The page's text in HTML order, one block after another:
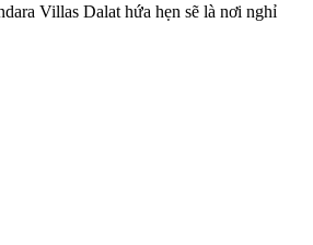
Villas Dalat hứa hẹn sẽ là nơi nghỉ